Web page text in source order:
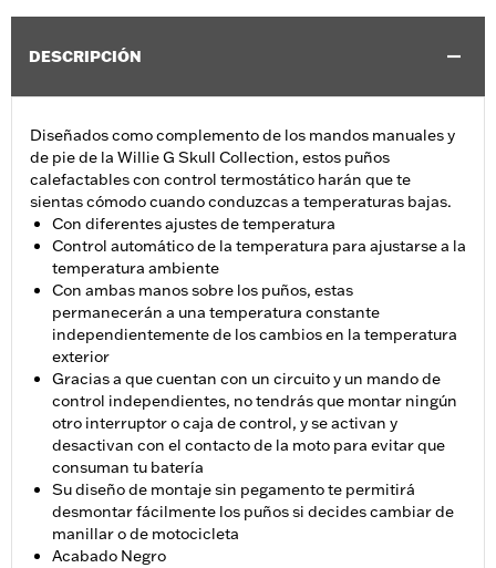
DESCRIPCIÓN
Diseñados como complemento de los mandos manuales y
de pie de la Willie G Skull Collection, estos puños
calefactables con control termostático harán que te
sientas cómodo cuando conduzcas a temperaturas bajas.
Con diferentes ajustes de temperatura
Control automático de la temperatura para ajustarse a la
temperatura ambiente
Con ambas manos sobre los puños, estas
permanecerán a una temperatura constante
independientemente de los cambios en la temperatura
exterior
Gracias a que cuentan con un circuito y un mando de
control independientes, no tendrás que montar ningún
otro interruptor o caja de control, y se activan y
desactivan con el contacto de la moto para evitar que
consuman tu batería
Su diseño de montaje sin pegamento te permitirá
desmontar fácilmente los puños si decides cambiar de
manillar o de motocicleta
Acabado Negro